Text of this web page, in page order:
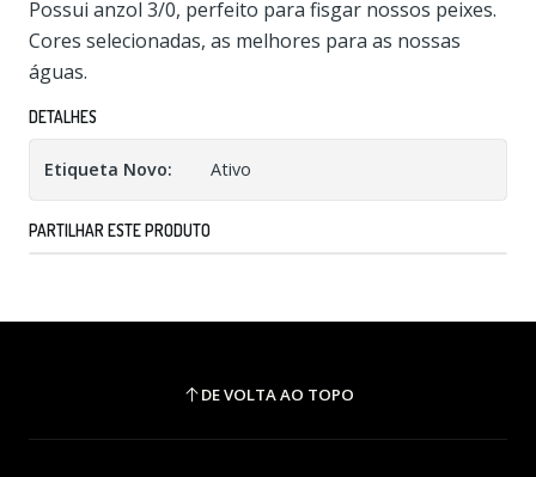
Possui anzol 3/0, perfeito para fisgar nossos peixes.
Cores selecionadas, as melhores para as nossas
águas.
DETALHES
Etiqueta Novo: Ativo
PARTILHAR ESTE PRODUTO
DE VOLTA AO TOPO